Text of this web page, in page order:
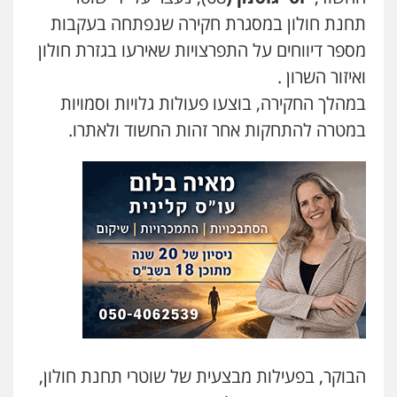
משרד עורכי דין חן ברוך
פלילי דיני תעבורה מעצרים וחקירות
עו"ד קארין לגטיוי
פלילי פשיעה חמורה מעצרים וחקירות
0507446995
עו"ד ירון גיגי
פלילי צווארון לבן מעצרים הליכי הסגרה
0522249087
עו"ד רועי אטיאס
525043999
תחנת חולון במסגרת חקירה שנפתחה בעקבות
מספר דיווחים על התפרצויות שאירעו בגזרת חולון
ואיזור השרון .
במהלך החקירה, בוצעו פעולות גלויות וסמויות
במטרה להתחקות אחר זהות החשוד ולאתרו.
הבוקר, בפעילות מבצעית של שוטרי תחנת חולון,